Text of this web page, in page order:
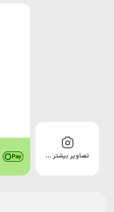
تصاویر بیشتر …